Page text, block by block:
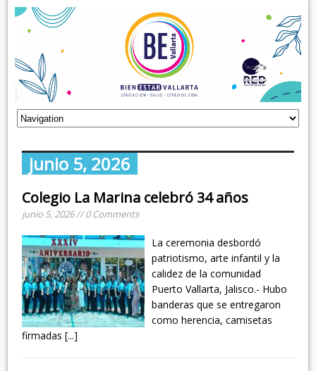
junio 5, 2026
Colegio La Marina celebró 34 años
junio 5, 2026 // 0 Comments
La ceremonia desbordó
patriotismo, arte infantil y la
calidez de la comunidad
Puerto Vallarta, Jalisco.- Hubo
banderas que se entregaron
como herencia, camisetas
firmadas[...]